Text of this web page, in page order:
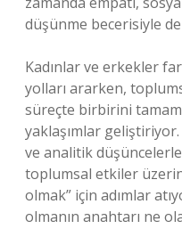
düşünme becerisiyle
Kadınlar ve erkekler
yolları ararken,
süreçte birbirini
yaklaşımlar
ve analitik
toplumsal etkiler
olmak” için adımlar
olmanın anahtarı ne